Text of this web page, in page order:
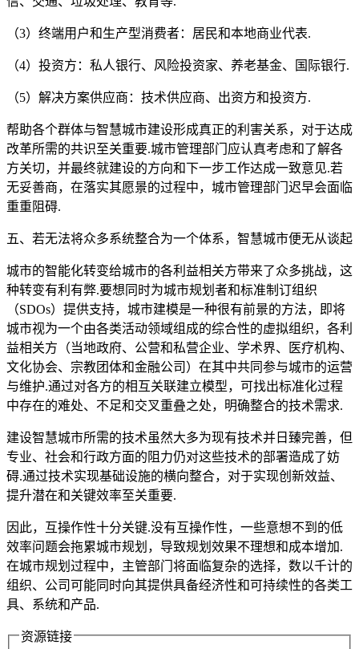
（3）终端用户和生产型消费者：居民和本地商业代表.
（4）投资方：私人银行、风险投资家、养老基金、国际银行.
（5）解决方案供应商：技术供应商、出资方和投资方.
帮助各个群体与智慧城市建设形成真正的利害关系，对于达成
改革所需的共识至关重要.城市管理部门应认真考虑和了解各
方关切，并最终就建设的方向和下一步工作达成一致意见.若
无妥善商，在落实其愿景的过程中，城市管理部门迟早会面临
重重阻碍.
五、若无法将众多系统整合为一个体系，智慧城市便无从谈起
城市的智能化转变给城市的各利益相关方带来了众多挑战，这
种转变有利有弊.要想同时为城市规划者和标准制订组织
（SDOs）提供支持，城市建模是一种很有前景的方法，即将
城市视为一个由各类活动领域组成的综合性的虚拟组织，各利
益相关方（当地政府、公营和私营企业、学术界、医疗机构、
文化协会、宗教团体和金融公司）在其中共同参与城市的运营
与维护.通过对各方的相互关联建立模型，可找出标准化过程
中存在的难处、不足和交叉重叠之处，明确整合的技术需求.
建设智慧城市所需的技术虽然大多为现有技术并日臻完善，但
专业、社会和行政方面的阻力仍对这些技术的部署造成了妨
碍.通过技术实现基础设施的横向整合，对于实现创新效益、
提升潜在和关键效率至关重要.
因此，互操作性十分关键.没有互操作性，一些意想不到的低
效率问题会拖累城市规划，导致规划效果不理想和成本增加.
在城市规划过程中，主管部门将面临复杂的选择，数以千计的
组织、公司可能同时向其提供具备经济性和可持续性的各类工
具、系统和产品.
资源链接